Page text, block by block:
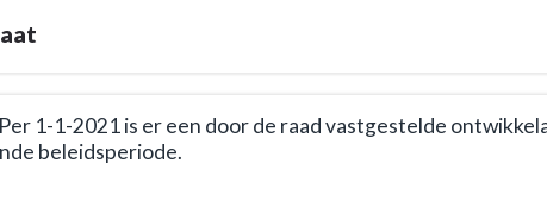
1-1-2021 is er een door de raad vastgestelde
beleidsperiode.